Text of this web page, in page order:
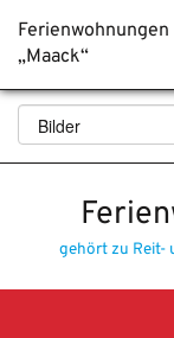
„Maack“
gehört zu Reit-